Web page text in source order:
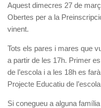
Aquest dimecres 27 de
Obertes per a la
vinent.
Tots els pares i mares que
a partir de les 17h. Primer
de l’escola i a les 18h es
Projecte Educatiu de
Si conegueu a alguna